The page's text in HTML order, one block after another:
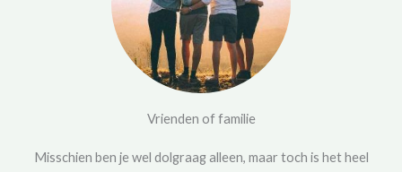
Vrienden of familie
Misschien ben je wel dolgraag alleen, maar toch is het heel